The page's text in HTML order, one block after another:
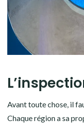
Avant toute chose, il
Chaque région a sa